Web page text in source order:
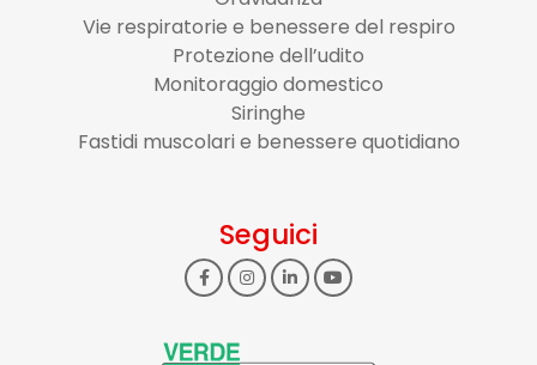
Vie respiratorie e benessere del respiro
Protezione dell’udito
Monitoraggio domestico
Siringhe
Fastidi muscolari e benessere quotidiano
Seguici